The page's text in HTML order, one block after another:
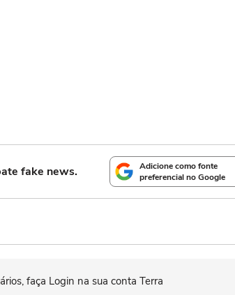
fake news.
Adicione como fonte
preferencial no Google
faça Login na sua conta Terra